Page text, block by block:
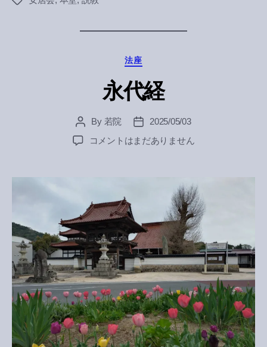
Categories
法座
永代経
Post
author
By 若院
Post
date
2025/05/03
永
コメントはまだありません